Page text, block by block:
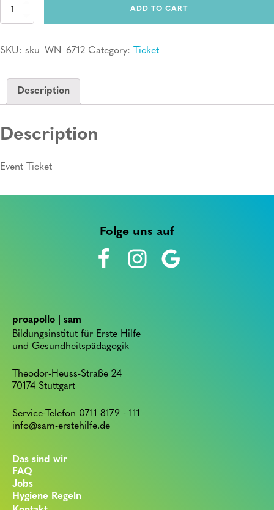
Ticket:
quantity
ADD TO CART
SKU: sku_WN_6712 Category: Ticket
Description
Description
Event Ticket
Folge uns auf
proapollo | sam
Bildungsinstitut für Erste Hilfe
und Gesundheitspädagogik
Theodor-Heuss-Straße 24
70174 Stuttgart
Service-Telefon 0711 8179 - 111
info@sam-erstehilfe.de
Das sind wir
FAQ
Jobs
Hygiene Regeln